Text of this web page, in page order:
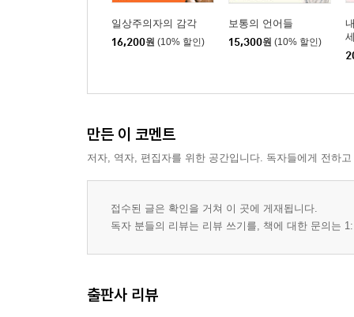
일상주의자의 감각
16,200원 (10% 할인)
보통의 언어들
15,300원 (10% 할인)
만든 이 코멘트
저자, 역자, 편집자를 위한 공간입니다. 독자들에게 전하
접수된 글은 확인을 거쳐 이 곳에 게재됩니다.
독자 분들의 리뷰는 리뷰 쓰기를, 책에 대한 문의는
출판사 리뷰